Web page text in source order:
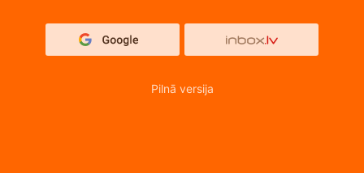
Pilnā versija